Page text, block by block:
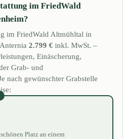
im FriedWald
im FriedWald Altmühltal in
2.799 € inkl. MwSt. –
Einäscherung,
Grab- und
nach gewünschter Grabstelle
Platz an einem